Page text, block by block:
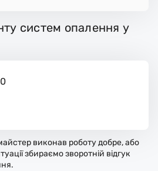
систем опалення у
виконав роботу добре, або
збираємо зворотній відгук